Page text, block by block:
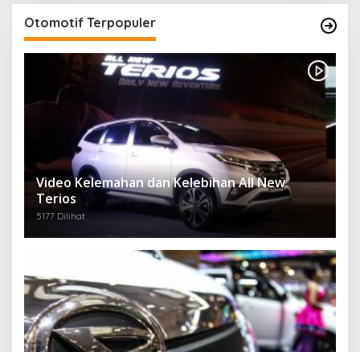
Otomotif Terpopuler
Video Kelemahan dan Kelebihan All New
Terios
5177 Dilihat